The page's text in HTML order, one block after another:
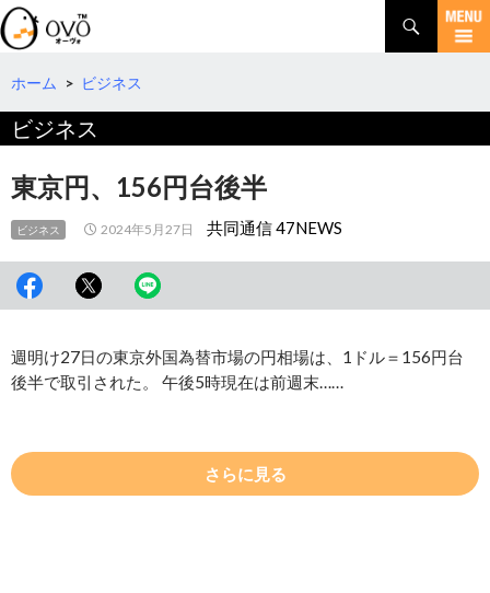
検
索
コ
テ
へ
移
動
ホーム > ビジネス
ビジネス
東京円、156円台後半
ビジネス 2024年5月27日 共同通信 47NEWS
週明け27日の東京外国為替市場の円相場は、1ドル＝156円台
後半で取引された。 午後5時現在は前週末……
さらに見る